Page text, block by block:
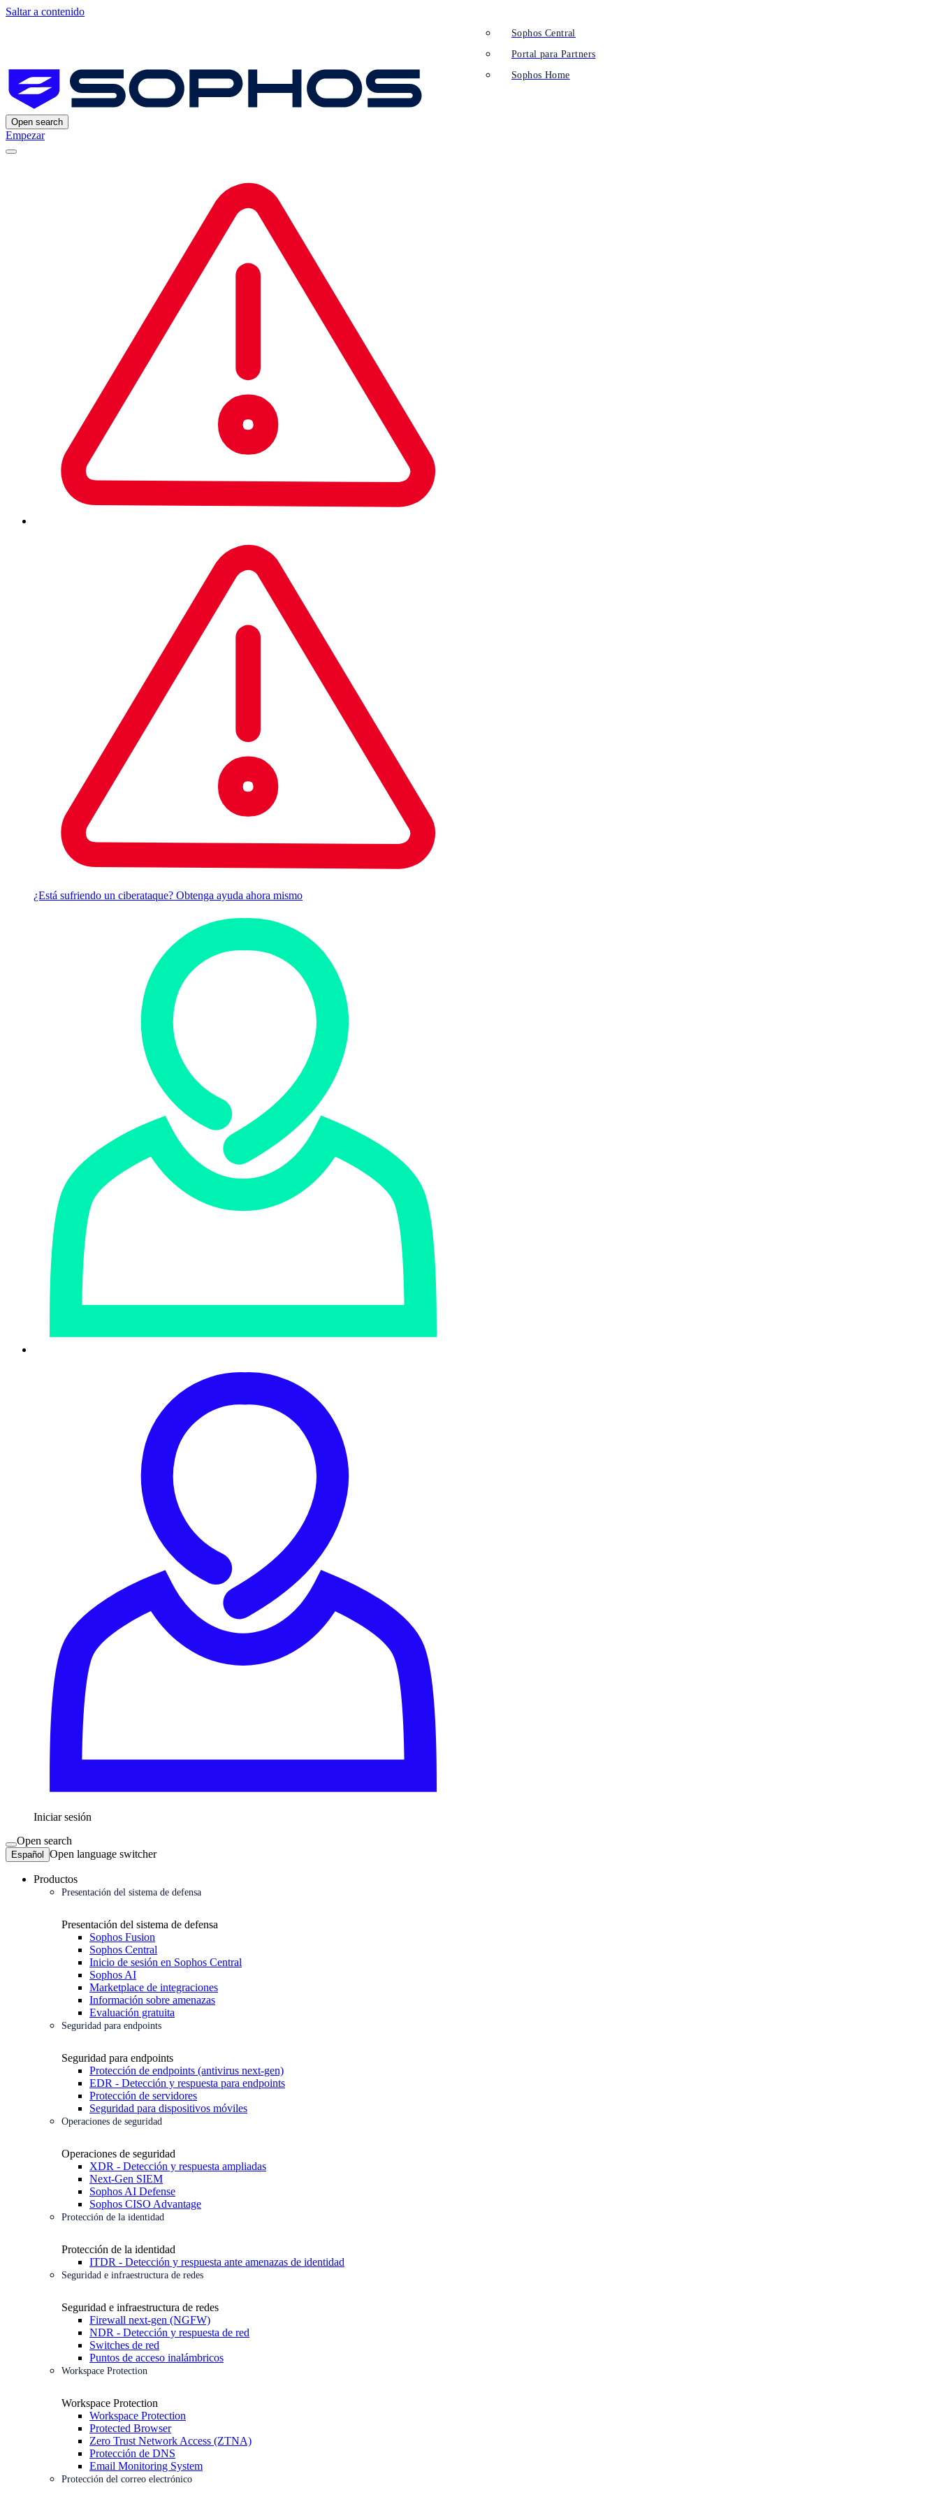
Saltar a contenido
Open search
Empezar
¿Está sufriendo un ciberataque? Obtenga ayuda ahora mismo
Iniciar sesión
Sophos Central
Portal para Partners
Sophos Home
Open search
Español Open language switcher
Productos
Presentación del sistema de defensa
Presentación del sistema de defensa
Sophos Fusion
Sophos Central
Inicio de sesión en Sophos Central
Sophos AI
Marketplace de integraciones
Información sobre amenazas
Evaluación gratuita
Seguridad para endpoints
Seguridad para endpoints
Protección de endpoints (antivirus next-gen)
EDR - Detección y respuesta para endpoints
Protección de servidores
Seguridad para dispositivos móviles
Operaciones de seguridad
Operaciones de seguridad
XDR - Detección y respuesta ampliadas
Next-Gen SIEM
Sophos AI Defense
Sophos CISO Advantage
Protección de la identidad
Protección de la identidad
ITDR - Detección y respuesta ante amenazas de identidad
Seguridad e infraestructura de redes
Seguridad e infraestructura de redes
Firewall next-gen (NGFW)
NDR - Detección y respuesta de red
Switches de red
Puntos de acceso inalámbricos
Workspace Protection
Workspace Protection
Workspace Protection
Protected Browser
Zero Trust Network Access (ZTNA)
Protección de DNS
Email Monitoring System
Protección del correo electrónico